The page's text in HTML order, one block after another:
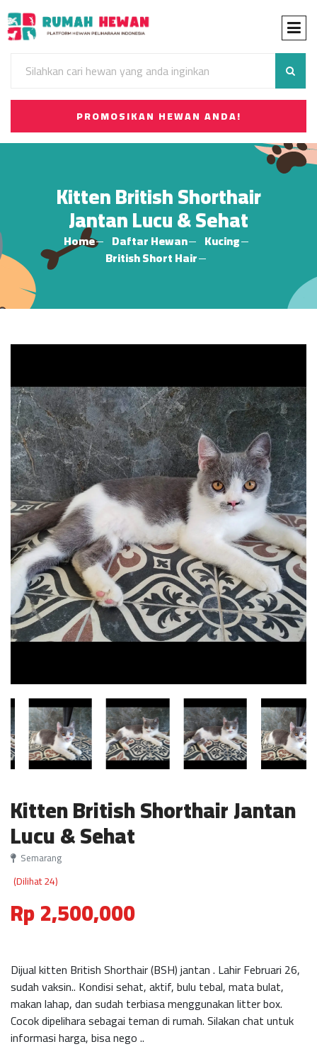
PROMOSIKAN HEWAN ANDA!
Kitten British Shorthair
Jantan Lucu & Sehat
Home Daftar Hewan
Kucing
British Short Hair
Kitten British Shorthair Jantan
Lucu & Sehat
Semarang
(Dilihat 24)
Rp 2,500,000
Dijual kitten British Shorthair (BSH) jantan . Lahir Februari 26,
sudah vaksin.. Kondisi sehat, aktif, bulu tebal, mata bulat,
makan lahap, dan sudah terbiasa menggunakan litter box.
Cocok dipelihara sebagai teman di rumah. Silakan chat untuk
informasi harga, bisa nego ..